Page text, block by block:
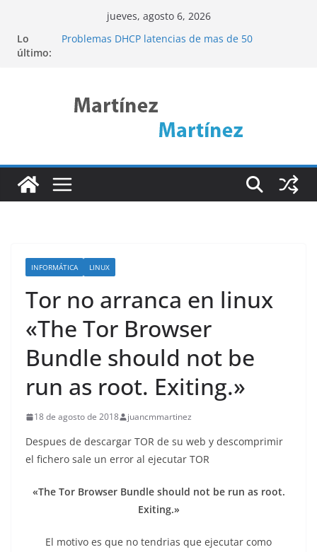
contenido
jueves, agosto 6, 2026
Lo
último:
Linux Rsync
Problemas DHCP latencias de mas de 50
Descubre ncdu: La Herramienta de Linux para
Analizar el Uso del Disco de Forma Eficiente
INFORMÁTICA LINUX
Tor no arranca en linux
«The Tor Browser
Bundle should not be
run as root. Exiting.»
18 de agosto de 2018 juancmmartinez
Despues de descargar TOR de su web y descomprimir
el fichero sale un error al ejecutar TOR
«The Tor Browser Bundle should not be run as root.
Exiting.»
El motivo es que no tendrias que ejecutar como